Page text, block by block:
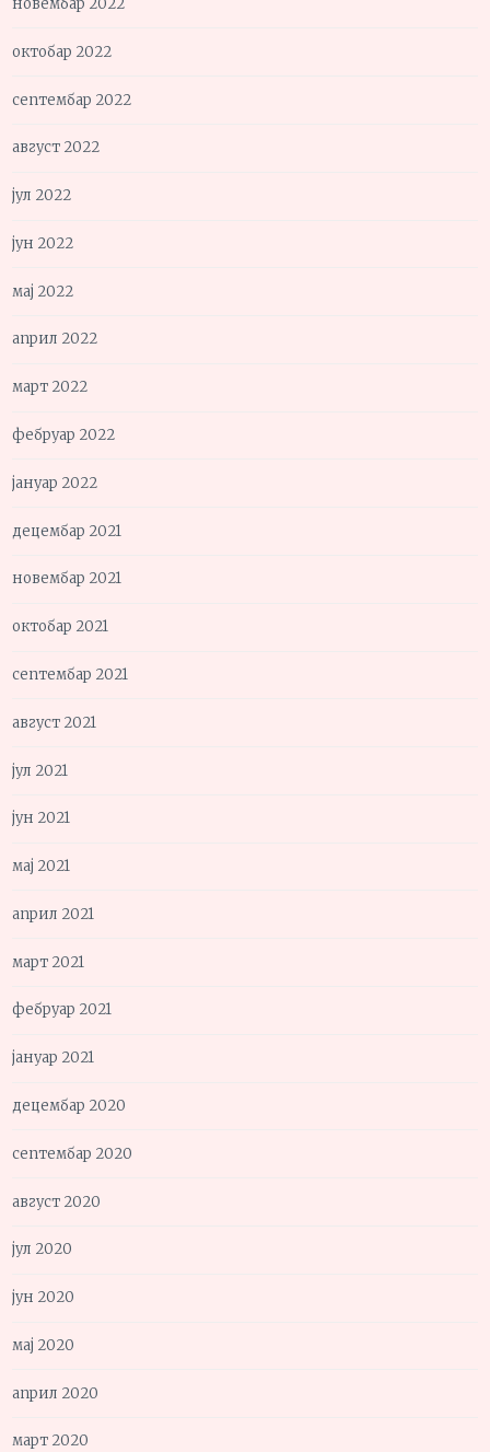
новембар 2022
октобар 2022
септембар 2022
август 2022
јул 2022
јун 2022
мај 2022
април 2022
март 2022
фебруар 2022
јануар 2022
децембар 2021
новембар 2021
октобар 2021
септембар 2021
август 2021
јул 2021
јун 2021
мај 2021
април 2021
март 2021
фебруар 2021
јануар 2021
децембар 2020
септембар 2020
август 2020
јул 2020
јун 2020
мај 2020
април 2020
март 2020